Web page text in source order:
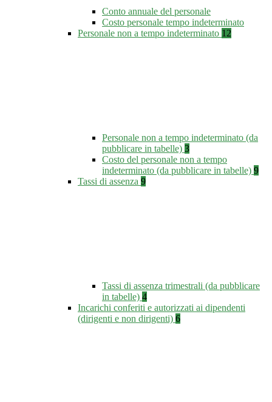
Conto annuale del personale
Costo personale tempo indeterminato
Personale non a tempo indeterminato 12
Personale non a tempo indeterminato (da
pubblicare in tabelle) 3
Costo del personale non a tempo
indeterminato (da pubblicare in tabelle) 9
Tassi di assenza 9
Tassi di assenza trimestrali (da pubblicare
in tabelle) 4
Incarichi conferiti e autorizzati ai dipendenti
(dirigenti e non dirigenti) 6